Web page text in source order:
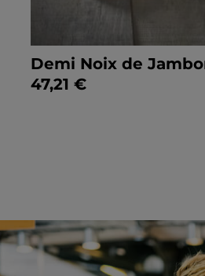
Demi Noix de
47,21 €